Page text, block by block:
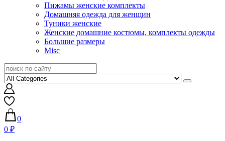
Пижамы женские комплекты
Домашняя одежда для женщин
Туники женские
Женские домашние костюмы, комплекты одежды
Большие размеры
Misc
0
0 ₽